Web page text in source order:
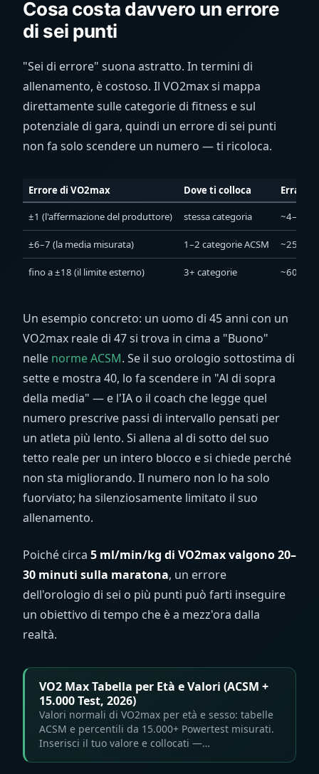
Cosa costa davvero un errore
di sei punti
"Sei di errore" suona astratto. In termini di
allenamento, è costoso. Il VO2max si mappa
direttamente sulle categorie di fitness e sul
potenziale di gara, quindi un errore di sei punti
non fa solo scendere un numero — ti ricoloca.
Errore di VO2max Dove ti colloca Errata
±1 (l'affermazione del produttore) stessa categoria ~4–6
±6–7 (la media misurata) 1–2 categorie ACSM ~25–35
fino a ±18 (il limite esterno) 3+ categorie ~60+
Un esempio concreto: un uomo di 45 anni con un
VO2max reale di 47 si trova in cima a "Buono"
nelle norme ACSM. Se il suo orologio sottostima di
sette e mostra 40, lo fa scendere in "Al di sopra
della media" — e l'IA o il coach che legge quel
numero prescrive passi di intervallo pensati per
un atleta più lento. Si allena al di sotto del suo
tetto reale per un intero blocco e si chiede perché
non sta migliorando. Il numero non lo ha solo
fuorviato; ha silenziosamente limitato il suo
allenamento.
Poiché circa 5 ml/min/kg di VO2max valgono 20–
30 minuti sulla maratona, un errore
dell'orologio di sei o più punti può farti inseguire
un obiettivo di tempo che è a mezz'ora dalla
realtà.
VO2 Max Tabella per Età e Valori (ACSM +
15.000 Test, 2026)
Valori normali di VO2max per età e sesso: tabelle
ACSM e percentili da 15.000+ Powertest misurati.
Inserisci il tuo valore e collocati —…